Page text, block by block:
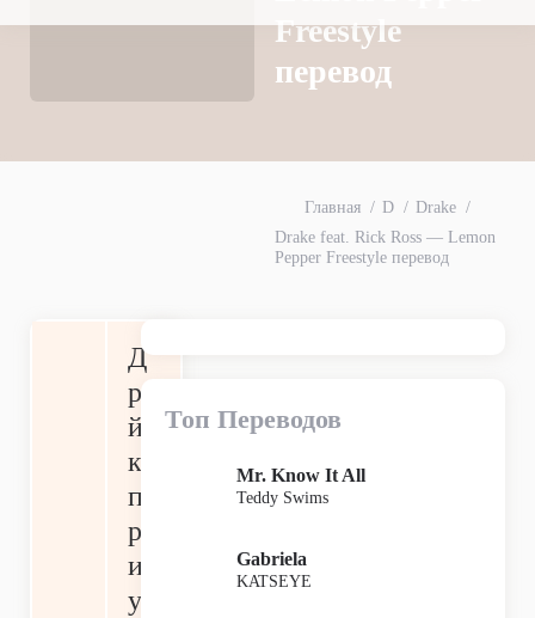
Freestyle
перевод
Главная D
Drake
Drake feat. Rick Ross — Lemon
Pepper Freestyle перевод
Д
ре
й
к
п
р
и
уч
Топ Переводов
Mr. Know It All
Teddy Swims
Gabriela
KATSEYE